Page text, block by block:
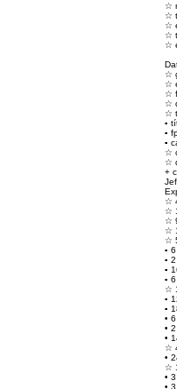
☆
☆
☆
☆
☆
☆
☆
☆
☆
☆
▪︎
▪︎
▪︎
☆
☆
+
☆
☆
☆
☆
☆
▪︎
▪︎
▪︎
▪︎
☆
▪︎
▪︎
•
•
•
☆
•
☆
•
•